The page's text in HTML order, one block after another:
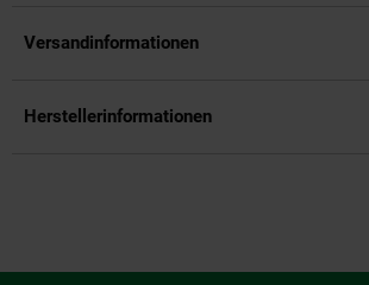
Versandinformationen
Herstellerinformationen